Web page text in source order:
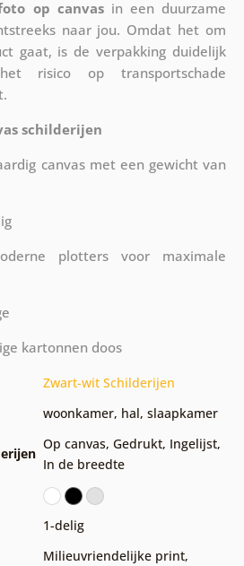
op canvasin een duurzame
naar jou. Omdat het om
gaat, is de verpakking duidelijk
risico op transportschade
schilderijen
canvas met een gewicht van
plotters voor maximale
kartonnen doos
Zwart-wit Schilderijen
woonkamer, hal, slaapkamer
Op canvas, Gedrukt, Ingelijst,
In de breedte
1-delig
Milieuvriendelijke print,